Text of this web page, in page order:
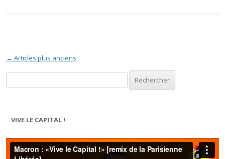
Navigation des articles
← Articles plus anciens
VIVE LE CAPITAL !
Lecteur
vidéo